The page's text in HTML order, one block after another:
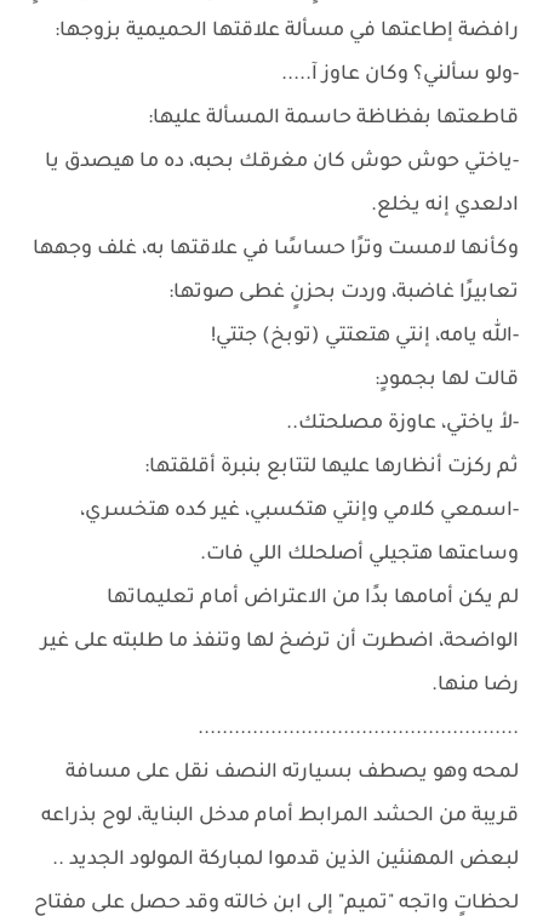
رافضة إطاعتها في مسألة علاقتها الحميمية بزوجها:
-ولو سألني؟ وكان عاوز آ.....
قاطعتها بفظاظة حاسمة المسألة عليها:
-ياختي حوش حوش كان مغرقك بحبه، ده ما هيصدق يا
ادلعدي إنه يخلع.
وكأنها لامست وترًا حساسًا في علاقتها به، غلف وجهها
تعابيرًا غاضبة، وردت بحزنٍ غطى صوتها:
-الله يامه، إنتي هتعتتي (توبخ) جتتي!
قالت لها بجمودٍ:
-لأ ياختي، عاوزة مصلحتك..
ثم ركزت أنظارها عليها لتتابع بنبرة أقلقتها:
-اسمعي كلامي وإنتي هتكسبي، غير كده هتخسري،
وساعتها هتجيلي أصلحلك اللي فات.
لم يكن أمامها بدًا من الاعتراض أمام تعليماتها
الواضحة، اضطرت أن ترضخ لها وتنفذ ما طلبته على غير
رضا منها.
.....................................................
لمحه وهو يصطف بسيارته النصف نقل على مسافة
قريبة من الحشد المرابط أمام مدخل البناية، لوح بذراعه
لبعض المهنئين الذين قدموا لمباركة المولود الجديد ..
لحظاتٍ واتجه "تميم" إلى ابن خالته وقد حصل على مفتاح